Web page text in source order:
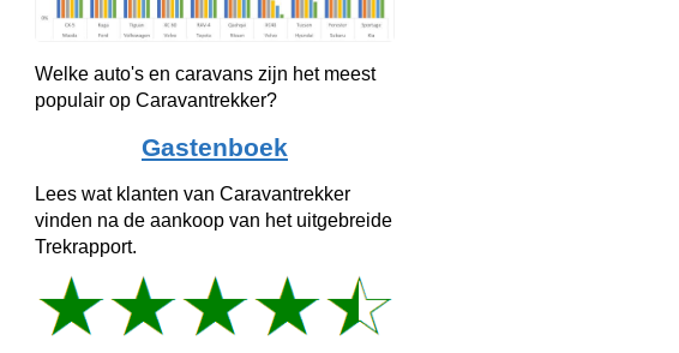
Welke auto's en caravans zijn het meest
populair op Caravantrekker?
Gastenboek
Lees wat klanten van Caravantrekker
vinden na de aankoop van het uitgebreide
Trekrapport.